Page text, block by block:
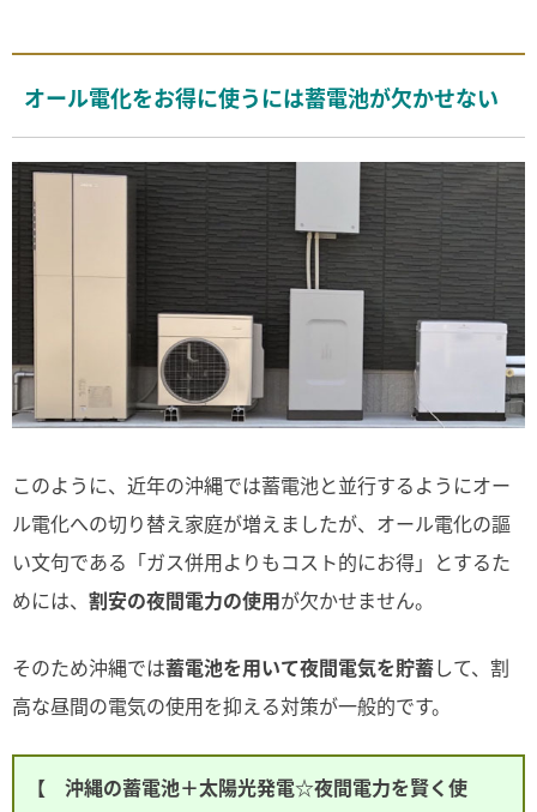
オール電化をお得に使うには蓄電池が欠かせない
このように、近年の沖縄では蓄電池と並行するようにオー
ル電化への切り替え家庭が増えましたが、オール電化の謳
い文句である「ガス併用よりもコスト的にお得」とするた
めには、 割安の夜間電力の使用が欠かせません。
そのため沖縄では蓄電池を用いて夜間電気を貯蓄して、割
高な昼間の電気の使用を抑える対策が一般的です。
【 沖縄の蓄電池＋太陽光発電☆夜間電力を賢く使